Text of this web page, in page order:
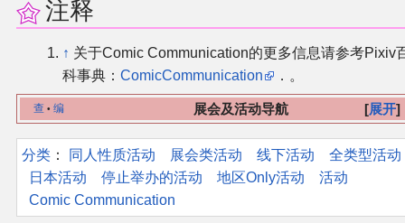
注释
↑ 关于Comic Communication的更多信息请参考Pixiv
科事典：ComicCommunication ．。
展开
查 • 编 展会及活动导航
分类 ：​ 同人性质活动 展会类活动 线下活动
全类型活动
日本活动
停止举办的活动 地区Only活动
活动
Comic Communication